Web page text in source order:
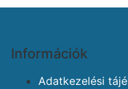
Információk
Adatkezelési